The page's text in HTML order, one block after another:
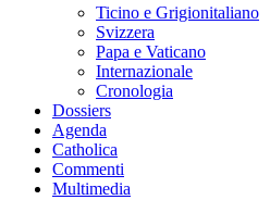
Ticino e Grigionitaliano
Svizzera
Papa e Vaticano
Internazionale
Cronologia
Dossiers
Agenda
Catholica
Commenti
Multimedia